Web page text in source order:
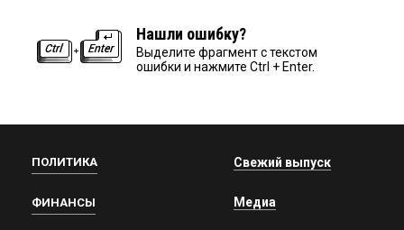
Нашли ошибку?
Выделите фрагмент с текстом
ошибки и нажмите Ctrl + Enter.
ПОЛИТИКА
ФИНАНСЫ
Свежий выпуск
Медиа